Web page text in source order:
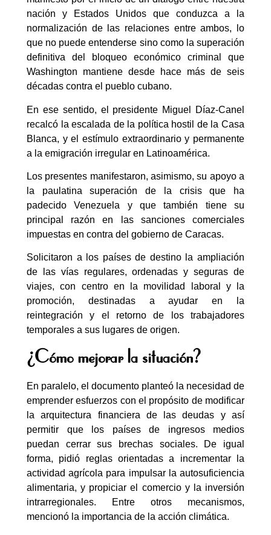
nación y Estados Unidos que conduzca a la
normalización de las relaciones entre ambos, lo
que no puede entenderse sino como la superación
definitiva del bloqueo económico criminal que
Washington mantiene desde hace más de seis
décadas contra el pueblo cubano.
En ese sentido, el presidente Miguel Díaz-Canel
recalcó la escalada de la política hostil de la Casa
Blanca, y el estímulo extraordinario y permanente
a la emigración irregular en Latinoamérica.
Los presentes manifestaron, asimismo, su apoyo a
la paulatina superación de la crisis que ha
padecido Venezuela y que también tiene su
principal razón en las sanciones comerciales
impuestas en contra del gobierno de Caracas.
Solicitaron a los países de destino la ampliación
de las vías regulares, ordenadas y seguras de
viajes, con centro en la movilidad laboral y la
promoción, destinadas a ayudar en la
reintegración y el retorno de los trabajadores
temporales a sus lugares de origen.
¿Cómo mejorar la situación?
En paralelo, el documento planteó la necesidad de
emprender esfuerzos con el propósito de modificar
la arquitectura financiera de las deudas y así
permitir que los países de ingresos medios
puedan cerrar sus brechas sociales. De igual
forma, pidió reglas orientadas a incrementar la
actividad agrícola para impulsar la autosuficiencia
alimentaria, y propiciar el comercio y la inversión
intrarregionales. Entre otros mecanismos,
mencionó la importancia de la acción climática.